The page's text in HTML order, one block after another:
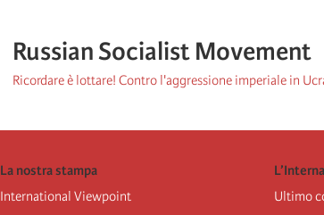
Russian Socialist Movement
Ricordare è lottare! Contro l'aggressione imperiale in
La nostra stampa
International Viewpoint
Ultimo